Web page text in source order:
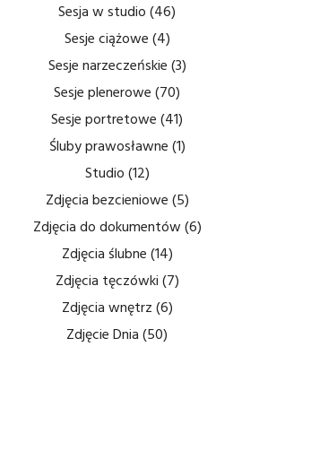
Sesja w studio(46)
Sesje ciążowe(4)
Sesje narzeczeńskie(3)
Sesje plenerowe(70)
Sesje portretowe(41)
Śluby prawosławne(1)
Studio(12)
Zdjęcia bezcieniowe(5)
Zdjęcia do dokumentów(6)
Zdjęcia ślubne(14)
Zdjęcia tęczówki(7)
Zdjęcia wnętrz(6)
Zdjęcie Dnia(50)